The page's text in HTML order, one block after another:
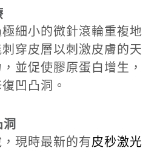
細小的微針滾輪重複地
穿皮層以刺激皮膚的天
並促使膠原蛋白增生，
凹凸洞。
現時最新的有皮秒激光